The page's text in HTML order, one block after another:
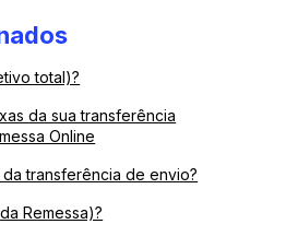
total)?
da sua transferência
Online
transferência de envio?
Remessa)?